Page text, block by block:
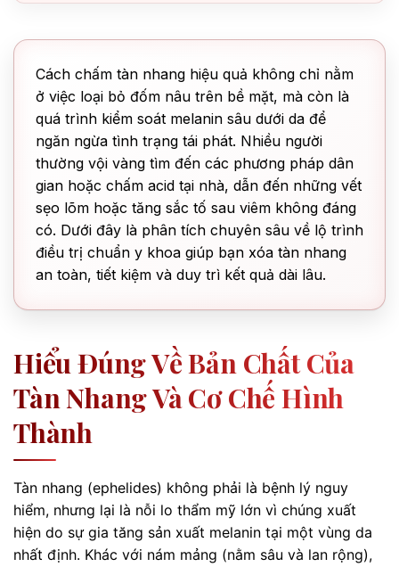
Cách chấm tàn nhang hiệu quả không chỉ nằm
ở việc loại bỏ đốm nâu trên bề mặt, mà còn là
quá trình kiểm soát melanin sâu dưới da để
ngăn ngừa tình trạng tái phát. Nhiều người
thường vội vàng tìm đến các phương pháp dân
gian hoặc chấm acid tại nhà, dẫn đến những vết
sẹo lõm hoặc tăng sắc tố sau viêm không đáng
có. Dưới đây là phân tích chuyên sâu về lộ trình
điều trị chuẩn y khoa giúp bạn xóa tàn nhang
an toàn, tiết kiệm và duy trì kết quả dài lâu.
Hiểu Đúng Về Bản Chất Của
Tàn Nhang Và Cơ Chế Hình
Thành
Tàn nhang (ephelides) không phải là bệnh lý nguy
hiểm, nhưng lại là nỗi lo thẩm mỹ lớn vì chúng xuất
hiện do sự gia tăng sản xuất melanin tại một vùng da
nhất định. Khác với nám mảng (nằm sâu và lan rộng),